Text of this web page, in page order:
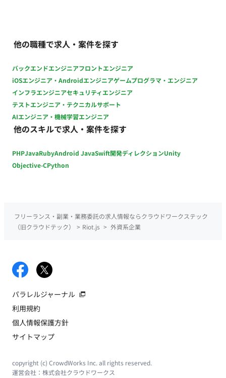
他の職種で求人・案件を探す
バックエンドエンジニアフロントエンジニア
iOSエンジニア・Androidエンジニアゲームプログラマ・エンジニア
インフラエンジニアセキュリティエンジニア
テストエンジニア・テクニカルサポート
AIエンジニア・機械学習エンジニア
他のスキルで求人・案件を探す
PHPJavaRubyAndroid JavaSwift開発ディレクションUnity
Objective-CPython
フリーランス・副業・業務委託の求人情報ならクラウドワークステック
（旧クラウドテック）
> Riot.js > 外資系企業
パラレルジャーナル
利用規約
個人情報保護方針
サイトマップ
copyright (c) CrowdWorks Inc. all rights reserved.
運営会社： 株式会社クラウドワークス